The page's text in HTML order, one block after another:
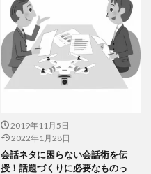
2019年11月5日
2022年1月28日
会話ネタに困らない会話術を伝
授！話題づくりに必要なものっ